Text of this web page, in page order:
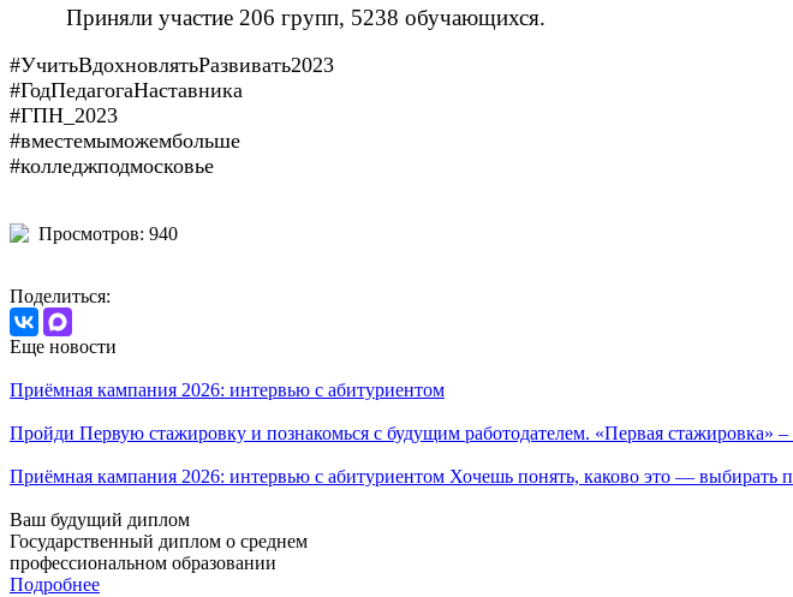
Приняли участие 206 групп, 5238 обучающихся.
#УчитьВдохновлятьРазвивать2023
#ГодПедагогаНаставника
#ГПН_2023
#вместемыможембольше
#колледжподмосковье
Просмотров: 940
Поделиться:
Еще новости
Приёмная кампания 2026: интервью с абитуриентом
Пройди Первую стажировку и познакомься с будущим работодателем. «Первая стажировка»
Приёмная кампания 2026: интервью с абитуриентом Хочешь понять, каково это —
Ваш будущий диплом
Государственный диплом о среднем
профессиональном образовании
Подробнее